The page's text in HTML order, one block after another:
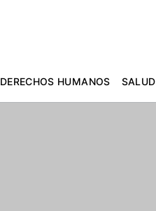
DERECHOS HUMANOS SALUD